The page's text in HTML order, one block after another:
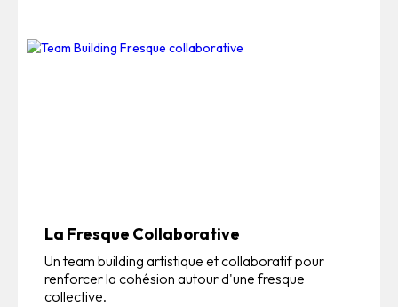
La Fresque Collaborative
Un team building artistique et collaboratif pour
renforcer la cohésion autour d'une fresque
collective.